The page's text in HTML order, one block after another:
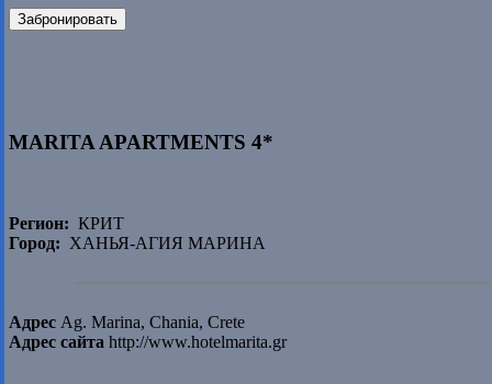
Забронировать
MARITA APARTMENTS 4*
Регион: КРИТ
Город: ХАНЬЯ-АГИЯ МАРИНА
Адрес Ag. Marina, Chania, Crete
Адрес сайта http://www.hotelmarita.gr